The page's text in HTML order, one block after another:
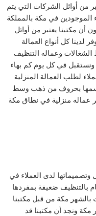
من أوائل الشركات التي يتم
في مكة بالمملكة
أن مكتبنا يعتبر من أوائل
لدينا كل أنواع العمالة
الشغالات وعماله التنظيف
في كل يوم كم بهاء
لطلب العمالة المنزلية
بحروف من ذهب وسط
عماله منزلية في نطاق مكة
لدى العملاء في
بالتنظيف ضعيفة بمفردها
مكة من قبل مكتبنا
ونجد أن مكتبنا قد